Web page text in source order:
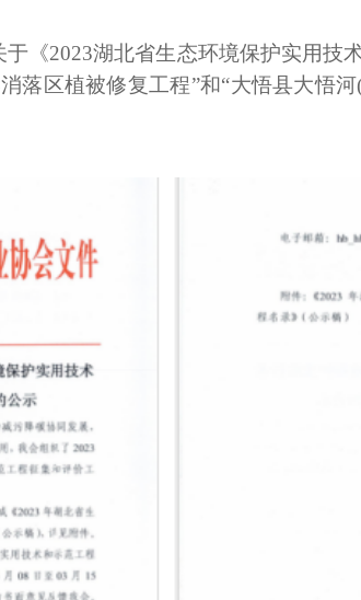
于《2023湖北省生态环境保护实用技
落区植被修复工程”和“大悟县大悟